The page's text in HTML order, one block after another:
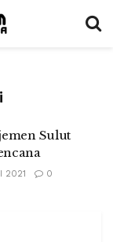
Sulut
2021 0